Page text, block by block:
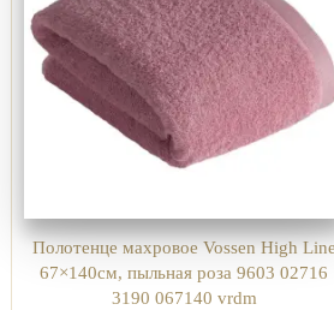
Полотенце махровое Vossen High Line
67×140см, пыльная роза 9603 02716
3190 067140 vrdm